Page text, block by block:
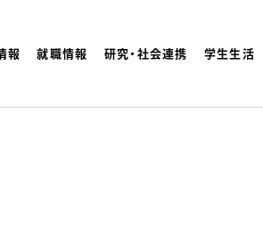
報 就職情報 研究・社会連携 学生生活
索されているキーワード： 入試 学費 就職先